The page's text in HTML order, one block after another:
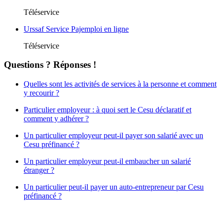
Téléservice
Urssaf Service Pajemploi en ligne
Téléservice
Questions ? Réponses !
Quelles sont les activités de services à la personne et comment
y recourir ?
Particulier employeur : à quoi sert le Cesu déclaratif et
comment y adhérer ?
Un particulier employeur peut-il payer son salarié avec un
Cesu préfinancé ?
Un particulier employeur peut-il embaucher un salarié
étranger ?
Un particulier peut-il payer un auto-entrepreneur par Cesu
préfinancé ?